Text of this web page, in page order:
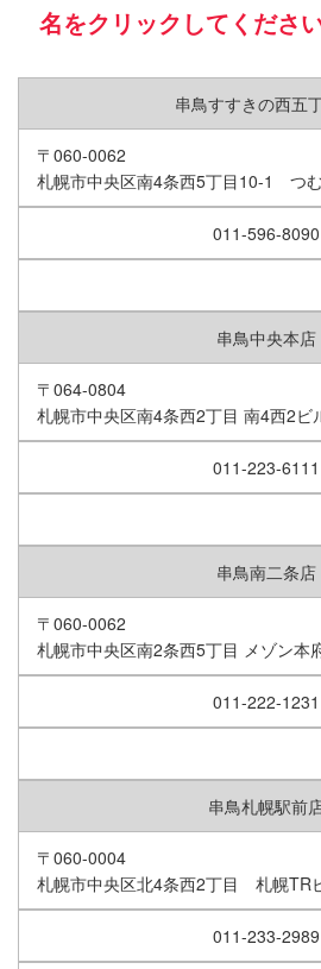
名をクリックしてください
串鳥すすきの西五
〒060-0062
札幌市中央区南4条西5丁目10-1 つ
011-596-8090
串鳥中央本店
〒064-0804
札幌市中央区南4条西2丁目 南4西2ビ
011-223-6111
串鳥南二条店
〒060-0062
札幌市中央区南2条西5丁目 メゾン本
011-222-1231
串鳥札幌駅前
〒060-0004
札幌市中央区北4条西2丁目 札幌TR
011-233-2989
インスタグラム